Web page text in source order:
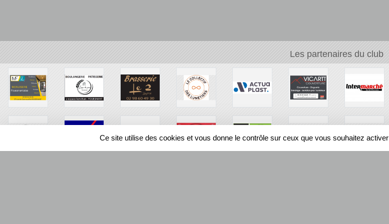
Les partenaires du club
Ce site utilise des cookies et vous donne le contrôle sur ceux que vous souhaitez activer